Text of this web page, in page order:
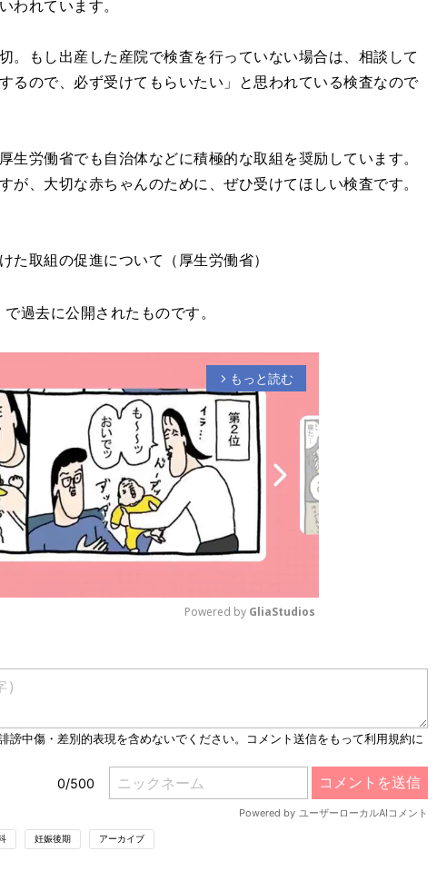
われています。
。もし出産した産院で検査を行っていない場合は、相談して
るので、必ず受けてもらいたい」と思われている検査なので
生労働省でも自治体などに積極的な取組を奨励しています。
が、大切な赤ちゃんのために、ぜひ受けてほしい検査です。
た取組の促進について（厚生労働省）
過去に公開されたものです。
arrow_forward_ios もっと読む
M
e
Powered by GliaStudios
妊娠後期 アーカイブ